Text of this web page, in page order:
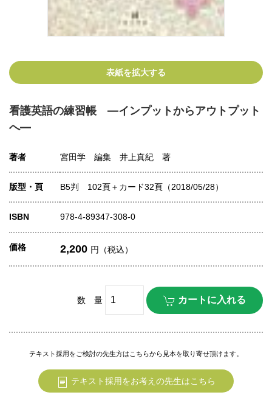
表紙を拡大する
看護英語の練習帳 ―インプットからアウトプット
へ―
著者 宮田学 編集 井上真紀 著
版型・頁 B5判 102頁＋カード32頁（2018/05/28）
ISBN 978-4-89347-308-0
価格 2,200 円（税込）
数 量
テキスト採用をご検討の先生方はこちらから見本を取り寄せ頂けます。
テキスト採用をお考えの先生はこちら